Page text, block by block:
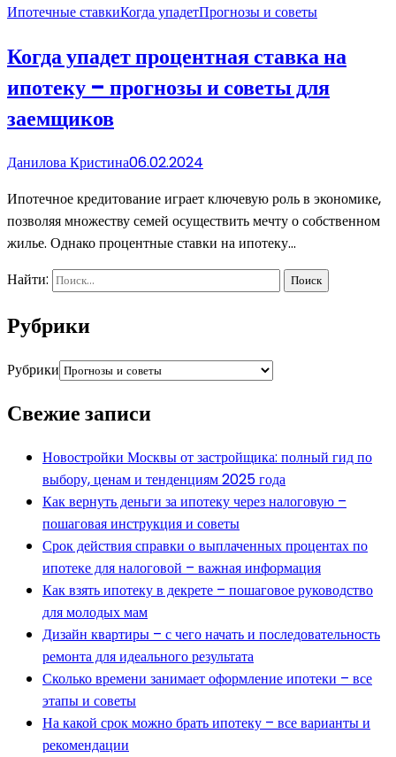
Ипотечные ставкиКогда упадетПрогнозы и советы
Когда упадет процентная ставка на
ипотеку – прогнозы и советы для
заемщиков
Данилова Кристина06.02.2024
Ипотечное кредитование играет ключевую роль в экономике,
позволяя множеству семей осуществить мечту о собственном
жилье. Однако процентные ставки на ипотеку…
Найти:
Рубрики
Рубрики
Свежие записи
Новостройки Москвы от застройщика: полный гид по
выбору, ценам и тенденциям 2025 года
Как вернуть деньги за ипотеку через налоговую –
пошаговая инструкция и советы
Срок действия справки о выплаченных процентах по
ипотеке для налоговой – важная информация
Как взять ипотеку в декрете – пошаговое руководство
для молодых мам
Дизайн квартиры – с чего начать и последовательность
ремонта для идеального результата
Сколько времени занимает оформление ипотеки – все
этапы и советы
На какой срок можно брать ипотеку – все варианты и
рекомендации